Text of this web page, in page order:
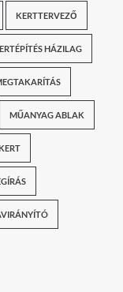
KERTTERVEZŐ
HÁZILAG
MŰANYAG ABLAK